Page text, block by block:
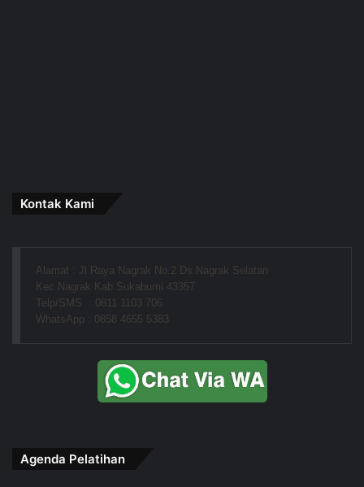
Kontak Kami
Alamat : Jl.Raya Nagrak No.2 Ds.Nagrak Selatan
Kec.Nagrak Kab.Sukabumi 43357
Telp/SMS  : 0811 1103 706
WhatsApp : 0858 4655 5383
Agenda Pelatihan